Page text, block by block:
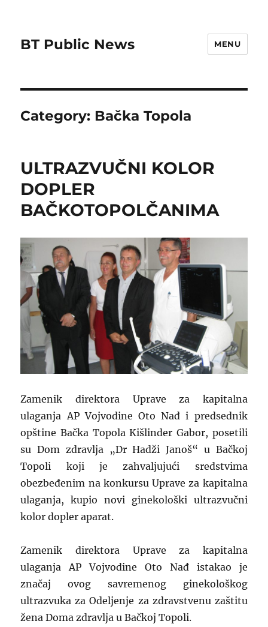
BT Public News MENU
Category: Bačka Topola
ULTRAZVUČNI KOLOR
DOPLER
BAČKOTOPOLČANIMA
Zamenik direktora Uprave za kapitalna
ulaganja AP Vojvodine Oto Nađ i predsednik
opštine Bačka Topola Kišlinder Gabor, posetili
su Dom zdravlja „Dr Hadži Janoš“ u Bačkoj
Topoli koji je zahvaljujući sredstvima
obezbeđenim na konkursu Uprave za kapitalna
ulaganja, kupio novi ginekološki ultrazvučni
kolor dopler aparat.
Zamenik direktora Uprave za kapitalna
ulaganja AP Vojvodine Oto Nađ istakao je
značaj ovog savremenog ginekološkog
ultrazvuka za Odeljenje za zdravstvenu zaštitu
žena Doma zdravlja u Bačkoj Topoli.